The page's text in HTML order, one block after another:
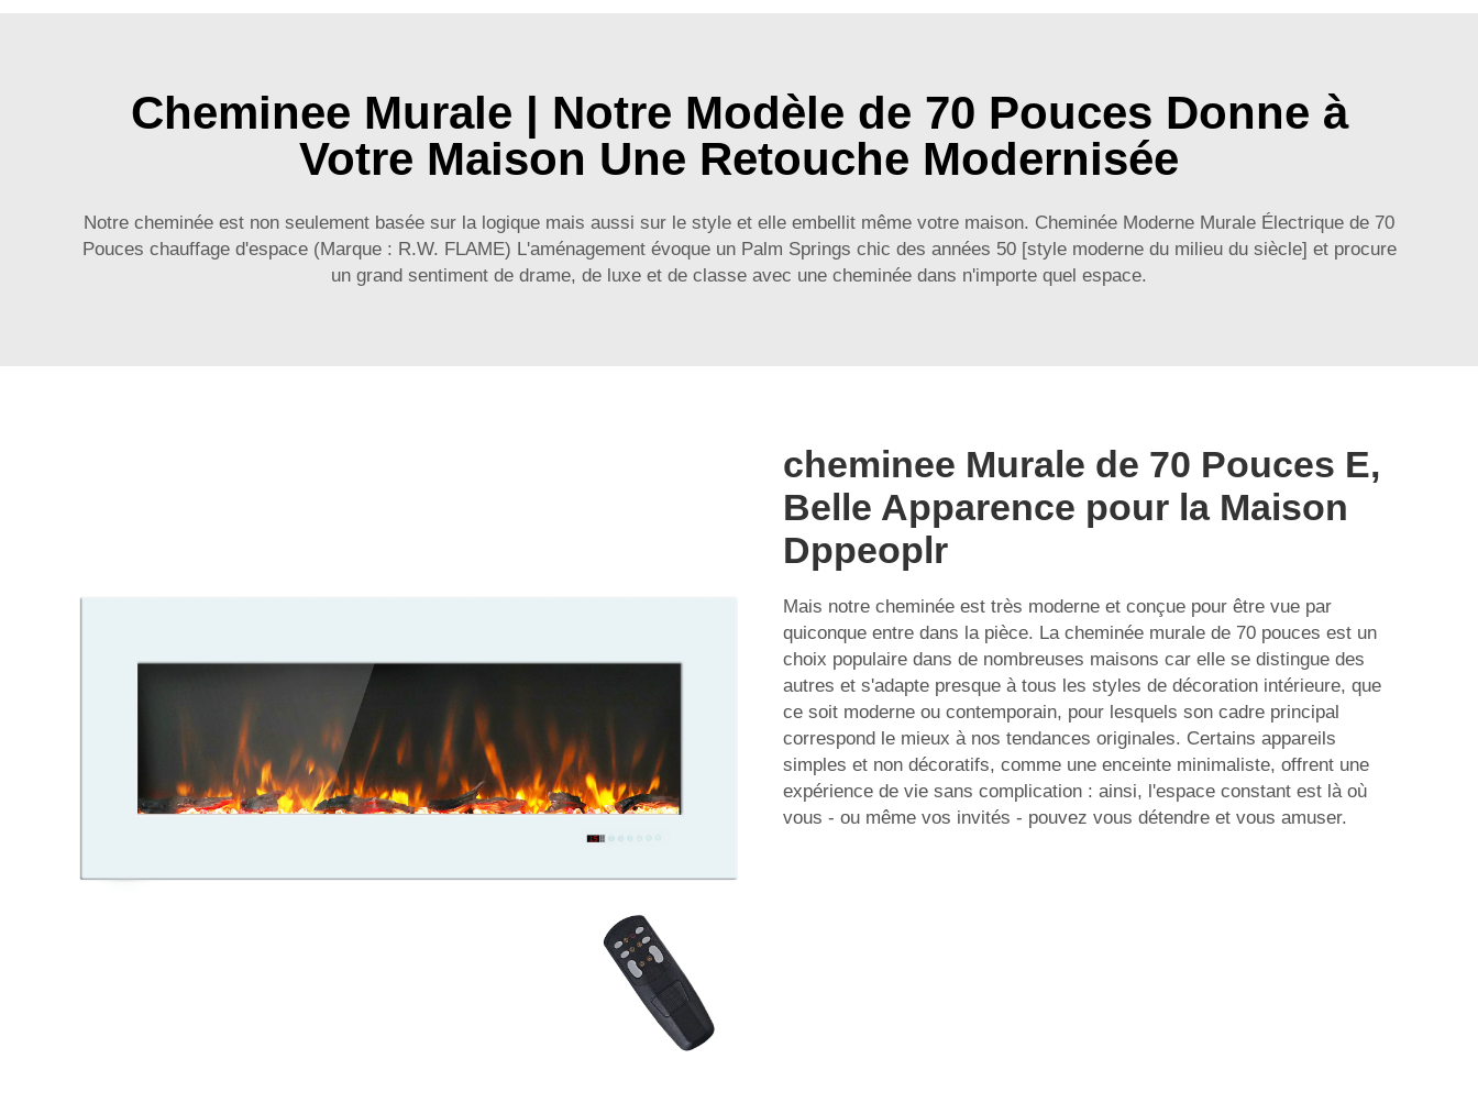
Cheminee Murale | Notre Modèle de 70 Pouces Donne à
Votre Maison Une Retouche Modernisée
Notre cheminée est non seulement basée sur la logique mais aussi sur le style et elle embellit même votre maison. Cheminée Moderne Murale Électrique de 70
Pouces chauffage d'espace (Marque : R.W. FLAME) L'aménagement évoque un Palm Springs chic des années 50 [style moderne du milieu du siècle] et procure
un grand sentiment de drame, de luxe et de classe avec une cheminée dans n'importe quel espace.
cheminee Murale de 70 Pouces E,
Belle Apparence pour la Maison
Dppeoplr
Mais notre cheminée est très moderne et conçue pour être vue par
quiconque entre dans la pièce. La cheminée murale de 70 pouces est un
choix populaire dans de nombreuses maisons car elle se distingue des
autres et s'adapte presque à tous les styles de décoration intérieure, que
ce soit moderne ou contemporain, pour lesquels son cadre principal
correspond le mieux à nos tendances originales. Certains appareils
simples et non décoratifs, comme une enceinte minimaliste, offrent une
expérience de vie sans complication : ainsi, l'espace constant est là où
vous - ou même vos invités - pouvez vous détendre et vous amuser.